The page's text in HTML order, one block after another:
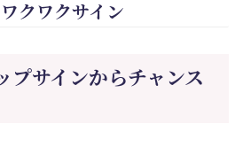
クワクサイン
プサインからチャンス